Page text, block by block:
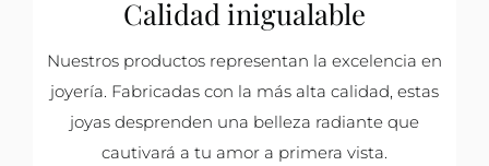
Calidad inigualable
Nuestros productos representan la excelencia en
joyería. Fabricadas con la más alta calidad, estas
joyas desprenden una belleza radiante que
cautivará a tu amor a primera vista.